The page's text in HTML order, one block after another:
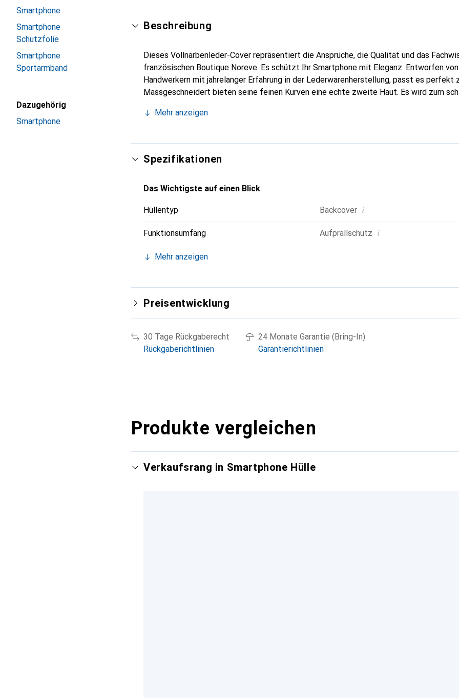
Smartphone
Smartphone
Schutzfolie
Smartphone
Sportarmband
Dazugehörig
Smartphone
Beschreibung
Dieses Vollnarbenleder-Cover repräsentiert die Ansprüche, die Qualität und das
französischen Boutique Noreve. Es schützt Ihr Smartphone mit Eleganz. Entworfen
Handwerkern mit jahrelanger Erfahrung in der Lederwarenherstellung, passt es perfekt
Massgeschneidert bieten seine feinen Kurven eine echte zweite Haut. Es wird zum
die Marke Noreve eine zuverlässige Wahl für eine anspruchsvolle Kundschaft.
Mehr anzeigen
Spezifikationen
Das Wichtigste auf einen Blick
Hüllentyp Backcover i
Funktionsumfang Aufprallschutz i
Mehr anzeigen
Preisentwicklung
30 Tage Rückgaberecht
Rückgaberichtlinien
24 Monate Garantie (Bring-In)
Garantierichtlinien
Produkte vergleichen
Verkaufsrang in Smartphone Hülle